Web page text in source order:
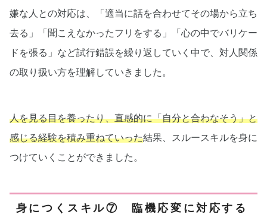
嫌な人との対応は、「適当に話を合わせてその場から立ち
去る」「聞こえなかったフリをする」「心の中でバリケー
ドを張る」など試行錯誤を繰り返していく中で、対人関係
の取り扱い方を理解していきました。
人を見る目を養ったり、直感的に「自分と合わなそう」と
感じる経験を積み重ねていった結果、スルースキルを身に
つけていくことができました。
身につくスキル⑦ 臨機応変に対応する